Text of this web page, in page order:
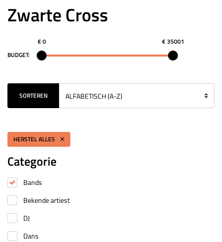
Zwarte Cross
BUDGET:
€ 0 € 35001
SORTEREN
HERSTEL ALLES
Categorie
Bands
Bekende artiest
DJ
Dans